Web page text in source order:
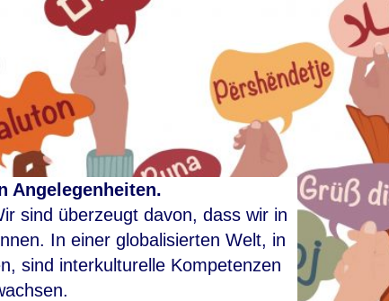
Angelegenheiten.
sind überzeugt davon, dass wir in
In einer globalisierten Welt, in
sind interkulturelle Kompetenzen